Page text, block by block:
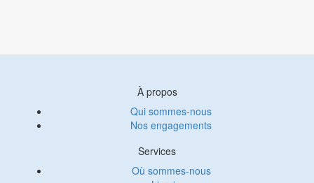
À propos
Qui sommes-nous
Nos engagements
Services
Où sommes-nous